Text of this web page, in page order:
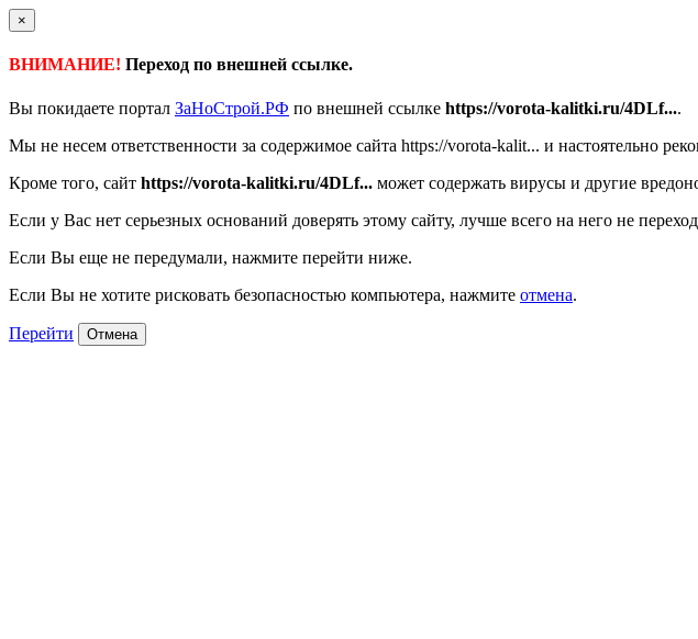
×
ВНИМАНИЕ! Переход по внешней ссылке.
Вы покидаете портал ЗаНоСтрой.РФ по внешней ссылке https://vorota-kalitki.ru/4DLf....
Мы не несем ответственности за содержимое сайта https://vorota-kalit... и настоятельно
Кроме того, сайт https://vorota-kalitki.ru/4DLf... может содержать вирусы и другие
Если у Вас нет серьезных оснований доверять этому сайту, лучше всего на него не
Если Вы еще не передумали, нажмите перейти ниже.
Если Вы не хотите рисковать безопасностью компьютера, нажмите отмена.
Перейти Отмена